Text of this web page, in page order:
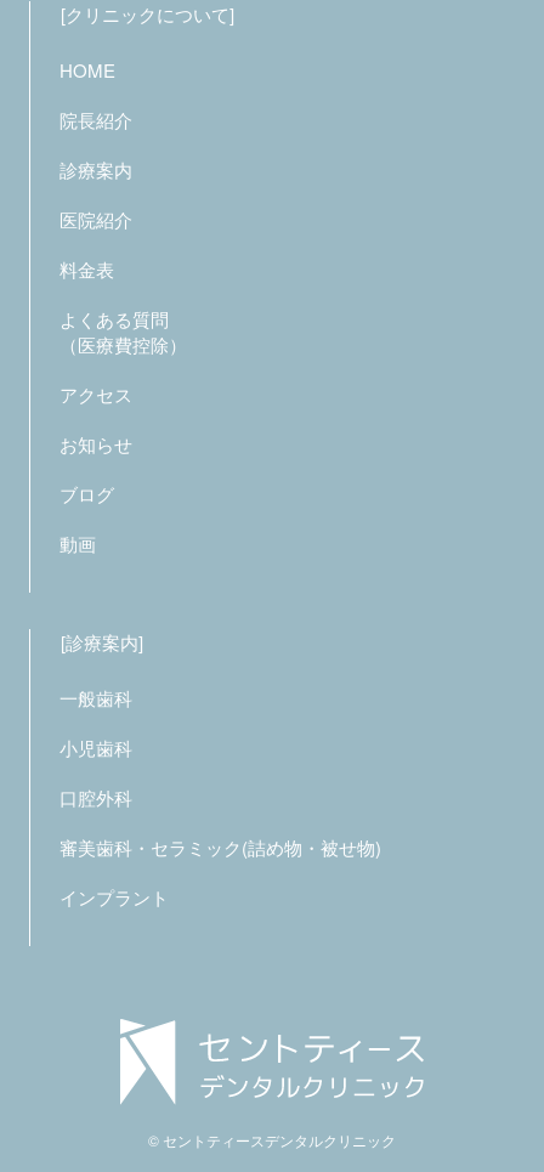
クリニックについて
HOME
院長紹介
診療案内
医院紹介
料金表
よくある質問
（医療費控除）
アクセス
お知らせ
ブログ
動画
診療案内
一般歯科
小児歯科
口腔外科
審美歯科・セラミック(詰め物・被せ物)
インプラント
© セントティースデンタルクリニック